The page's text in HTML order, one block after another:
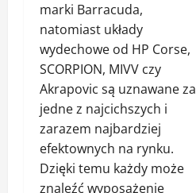
marki Barracuda,
natomiast układy
wydechowe od HP Corse,
SCORPION, MIVV czy
Akrapovic są uznawane za
jedne z najcichszych i
zarazem najbardziej
efektownych na rynku.
Dzięki temu każdy może
znaleźć wyposażenie